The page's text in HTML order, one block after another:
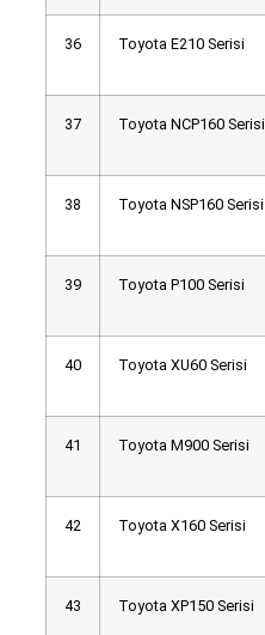
36 Toyota E210 Serisi
37 Toyota NCP160 Serisi
38 Toyota NSP160 Serisi
39 Toyota P100 Serisi
40 Toyota XU60 Serisi
41 Toyota M900 Serisi
42 Toyota X160 Serisi
43 Toyota XP150 Serisi